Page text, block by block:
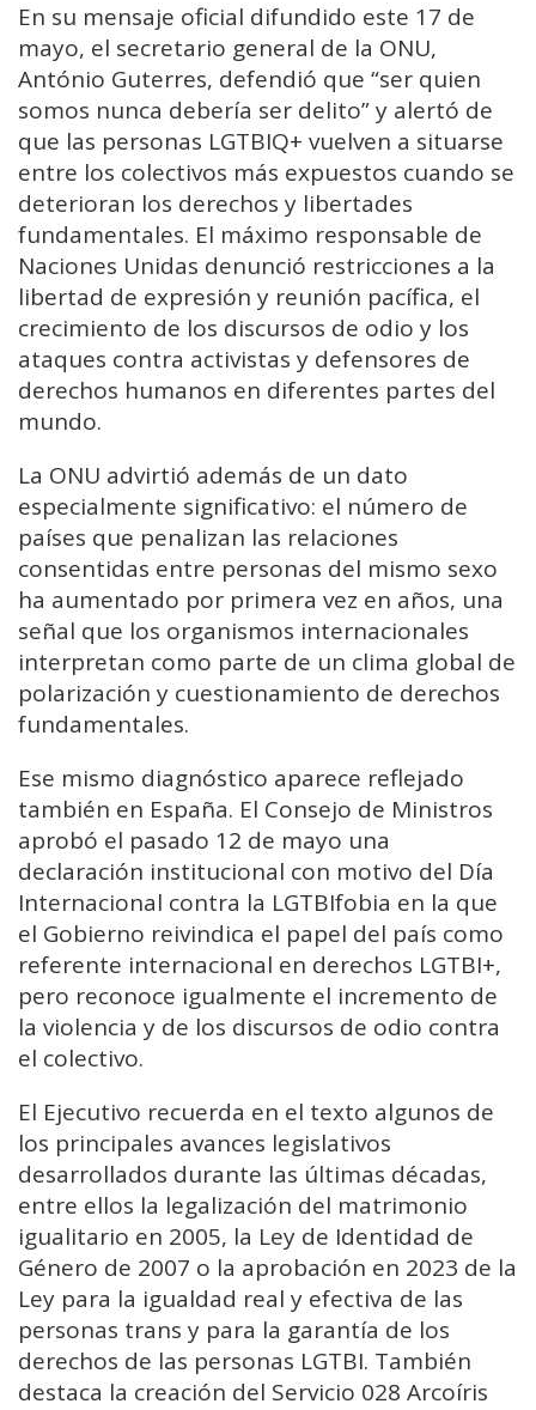
En su mensaje oficial difundido este 17 de
mayo, el secretario general de la ONU,
António Guterres, defendió que “ser quien
somos nunca debería ser delito” y alertó de
que las personas LGTBIQ+ vuelven a situarse
entre los colectivos más expuestos cuando se
deterioran los derechos y libertades
fundamentales. El máximo responsable de
Naciones Unidas denunció restricciones a la
libertad de expresión y reunión pacífica, el
crecimiento de los discursos de odio y los
ataques contra activistas y defensores de
derechos humanos en diferentes partes del
mundo.
La ONU advirtió además de un dato
especialmente significativo: el número de
países que penalizan las relaciones
consentidas entre personas del mismo sexo
ha aumentado por primera vez en años, una
señal que los organismos internacionales
interpretan como parte de un clima global de
polarización y cuestionamiento de derechos
fundamentales.
Ese mismo diagnóstico aparece reflejado
también en España. El Consejo de Ministros
aprobó el pasado 12 de mayo una
declaración institucional con motivo del Día
Internacional contra la LGTBIfobia en la que
el Gobierno reivindica el papel del país como
referente internacional en derechos LGTBI+,
pero reconoce igualmente el incremento de
la violencia y de los discursos de odio contra
el colectivo.
El Ejecutivo recuerda en el texto algunos de
los principales avances legislativos
desarrollados durante las últimas décadas,
entre ellos la legalización del matrimonio
igualitario en 2005, la Ley de Identidad de
Género de 2007 o la aprobación en 2023 de la
Ley para la igualdad real y efectiva de las
personas trans y para la garantía de los
derechos de las personas LGTBI. También
destaca la creación del Servicio 028 Arcoíris